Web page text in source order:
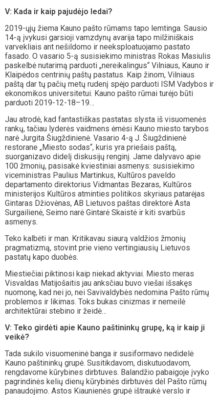
V: Kada ir kaip pajudėjo ledai?
2019-ųjų žiema Kauno pašto rūmams tapo lemtinga. Sausio
14-ą įvykusi garsioji vamzdynų avarija tapo milžiniškais
varvekliais ant nešildomo ir neeksploatuojamo pastato
fasado. O vasario 5-ą susisiekimo ministras Rokas Masiulis
paskelbė nutarimą parduoti „nereikalingus“ Vilniaus, Kauno ir
Klaipėdos centrinių paštų pastatus. Kaip žinom, Vilniaus
paštą dar tų pačių metų rudenį spėjo parduoti ISM Vadybos ir
ekonomikos universitetui. Kauno pašto rūmai turėjo būti
parduoti 2019-12-18–19…
Jau atrodė, kad fantastiškas pastatas slysta iš visuomenės
rankų, tačiau lyderės vaidmens ėmėsi Kauno miesto tarybos
narė Jurgita Šiugždinienė. Vasario 4-ą J. Šiugždinienė
restorane „Miesto sodas“, kuris yra priešais paštą,
suorganizavo didelį diskusijų renginį. Jame dalyvavo apie
100 žmonių, pasisakė kviestiniai asmenys: susisiekimo
viceministras Paulius Martinkus, Kultūros paveldo
departamento direktorius Vidmantas Bezaras, Kultūros
ministerijos Kultūros atminties politikos skyriaus patarėjas
Gintaras Džiovėnas, AB Lietuvos paštas direktorė Asta
Surgailienė, Seimo narė Gintarė Skaistė ir kiti svarbūs
asmenys.
Teko kalbėti ir man. Kritikavau siaurą valdžios žmonių
pragmatizmą, stovint prie vieno vertingiausių Lietuvos
pastatų kapo duobės.
Miestiečiai piktinosi kaip niekad aktyviai. Miesto meras
Visvaldas Matijošaitis jau anksčiau buvo viešai išsakęs
nuomonę, kad nei jo, nei Savivaldybės nedomina Pašto rūmų
problemos ir likimas. Toks bukas cinizmas ir nemeilė
architektūrai stebino ir žeidė…
V: Teko girdėti apie Kauno paštininkų grupę, ką ir kaip ji
veikė?
Tada sukilo visuomeninė banga ir susiformavo nedidelė
Kauno paštininkų grupė. Susitikdavom, diskutuodavom,
rengdavome kūrybines dirbtuves. Balandžio pabaigoje įvyko
pagrindinės kelių dienų kūrybinės dirbtuvės dėl Pašto rūmų
panaudojimo. Astos Kiaunienės grupė ištraukė verslo ir